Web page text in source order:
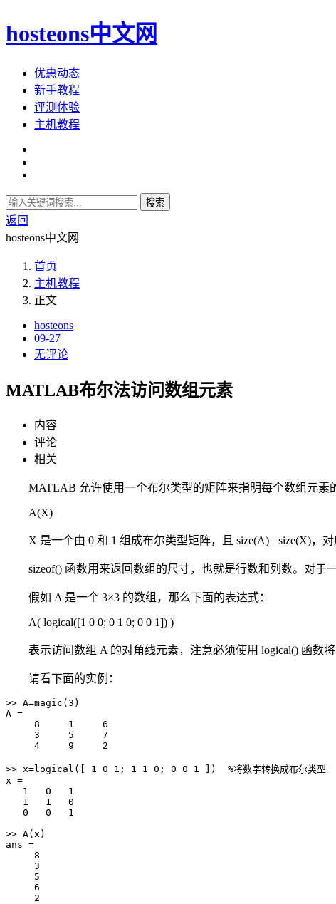
hosteons中文网
优惠动态
新手教程
评测体验
主机教程
搜索
返回
hosteons中文网
首页
主机教程
正文
hosteons
09-27
无评论
MATLAB布尔法访问数组元素
内容
评论
相关
MATLAB 允许使用一个布尔类型的矩阵来指明每个数组元素
A(X)
X 是一个由 0 和 1 组成布尔类型矩阵，且 size(A)= size(X)，
sizeof() 函数用来返回数组的尺寸，也就是行数和列数。对于
假如 A 是一个 3×3 的数组，那么下面的表达式：
A( logical([1 0 0; 0 1 0; 0 0 1]) )
表示访问数组 A 的对角线元素，注意必须使用 logical() 函数
请看下面的实例：
>> A=magic(3)
A =
     8     1     6
     3     5     7
     4     9     2
>> x=logical([ 1 0 1; 1 1 0; 0 0 1 ])  %将数字转换成布尔类型
x =
   1   0   1
   1   1   0
   0   0   1
>> A(x)
ans =
     8
     3
     5
     6
     2